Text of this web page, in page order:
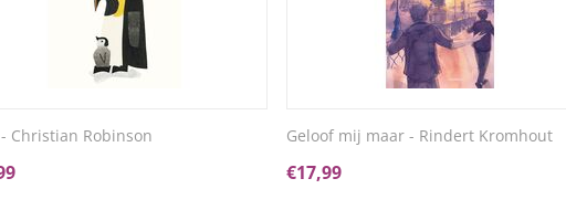
Christian Robinson Geloof mij maar - Rindert Kromhout
€17,99